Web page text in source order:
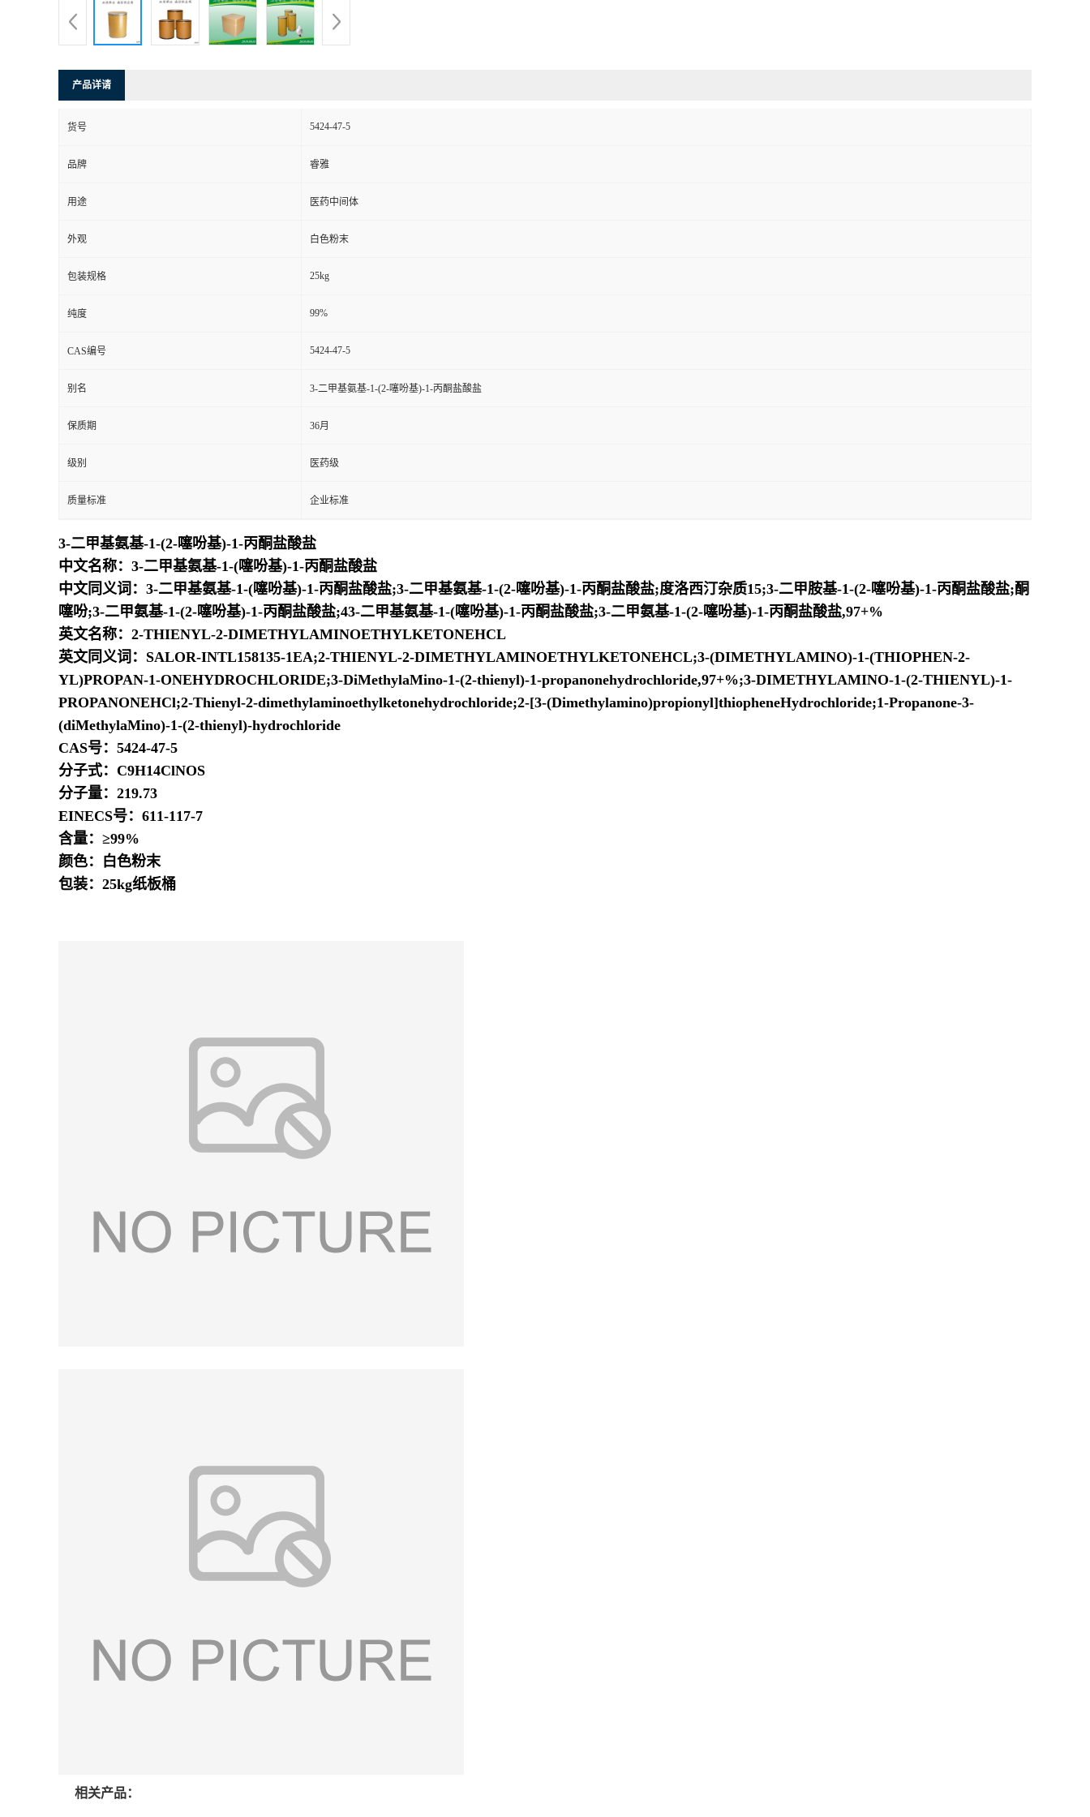
产品详请
货号 5424-47-5
品牌 睿雅
用途 医药中间体
外观 白色粉末
包装规格 25kg
纯度 99%
CAS编号 5424-47-5
别名 3-二甲基氨基-1-(2-噻吩基)-1-丙酮盐酸盐
保质期 36月
级别 医药级
质量标准 企业标准
3-二甲基氨基-1-(2-噻吩基)-1-丙酮盐酸盐
中文名称：3-二甲基氨基-1-(噻吩基)-1-丙酮盐酸盐
中文同义词：3-二甲基氨基-1-(噻吩基)-1-丙酮盐酸盐;3-二甲基氨基-1-(2-噻吩基)-1-丙酮盐酸盐;度洛西汀杂质15;3-二甲胺基-1-(2-噻吩基)-1-丙酮盐酸盐;酮
噻吩;3-二甲氨基-1-(2-噻吩基)-1-丙酮盐酸盐;43-二甲基氨基-1-(噻吩基)-1-丙酮盐酸盐;3-二甲氨基-1-(2-噻吩基)-1-丙酮盐酸盐,97+%
英文名称：2-THIENYL-2-DIMETHYLAMINOETHYLKETONEHCL
英文同义词：SALOR-INTL158135-1EA;2-THIENYL-2-DIMETHYLAMINOETHYLKETONEHCL;3-(DIMETHYLAMINO)-1-(THIOPHEN-2-
YL)PROPAN-1-ONEHYDROCHLORIDE;3-DiMethylaMino-1-(2-thienyl)-1-propanonehydrochloride,97+%;3-DIMETHYLAMINO-1-(2-THIENYL)-1-
PROPANONEHCl;2-Thienyl-2-dimethylaminoethylketonehydrochloride;2-[3-(Dimethylamino)propionyl]thiopheneHydrochloride;1-Propanone-3-
(diMethylaMino)-1-(2-thienyl)-hydrochloride
CAS号：5424-47-5
分子式：C9H14ClNOS
分子量：219.73
EINECS号：611-117-7
含量：≥99%
颜色：白色粉末
包装：25kg纸板桶
相关产品：